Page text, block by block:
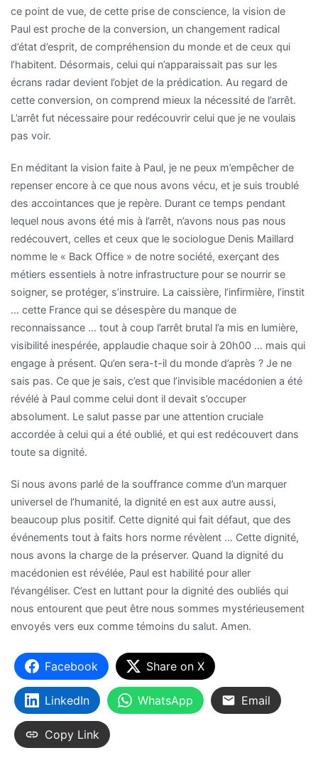
ce point de vue, de cette prise de conscience, la vision de
Paul est proche de la conversion, un changement radical
d’état d’esprit, de compréhension du monde et de ceux qui
l’habitent. Désormais, celui qui n’apparaissait pas sur les
écrans radar devient l’objet de la prédication. Au regard de
cette conversion, on comprend mieux la nécessité de l’arrêt.
L’arrêt fut nécessaire pour redécouvrir celui que je ne voulais
pas voir.
En méditant la vision faite à Paul, je ne peux m’empêcher de
repenser encore à ce que nous avons vécu, et je suis troublé
des accointances que je repère. Durant ce temps pendant
lequel nous avons été mis à l’arrêt, n’avons nous pas nous
redécouvert, celles et ceux que le sociologue Denis Maillard
nomme le « Back Office » de notre société, exerçant des
métiers essentiels à notre infrastructure pour se nourrir se
soigner, se protéger, s’instruire. La caissière, l’infirmière, l’instit
… cette France qui se désespère du manque de
reconnaissance … tout à coup l’arrêt brutal l’a mis en lumière,
visibilité inespérée, applaudie chaque soir à 20h00 … mais qui
engage à présent. Qu’en sera-t-il du monde d’après ? Je ne
sais pas. Ce que je sais, c’est que l’invisible macédonien a été
révélé à Paul comme celui dont il devait s’occuper
absolument. Le salut passe par une attention cruciale
accordée à celui qui a été oublié, et qui est redécouvert dans
toute sa dignité.
Si nous avons parlé de la souffrance comme d’un marquer
universel de l’humanité, la dignité en est aux autre aussi,
beaucoup plus positif. Cette dignité qui fait défaut, que des
événements tout à faits hors norme révèlent … Cette dignité,
nous avons la charge de la préserver. Quand la dignité du
macédonien est révélée, Paul est habilité pour aller
l’évangéliser. C’est en luttant pour la dignité des oubliés qui
nous entourent que peut être nous sommes mystérieusement
envoyés vers eux comme témoins du salut. Amen.
Facebook Share on X
LinkedIn WhatsApp Email
Copy Link